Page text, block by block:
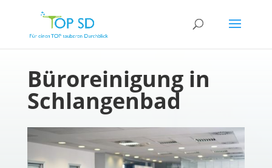
Büroreinigung in
Schlangenbad